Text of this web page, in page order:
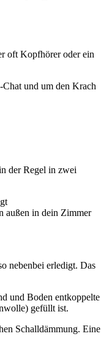
oft Kopfhörer oder ein
Chat und um den Krach
der Regel in zwei
außen in dein Zimmer
nebenbei erledigt. Das
und Boden entkoppelte
gefüllt ist.
Schalldämmung. Eine